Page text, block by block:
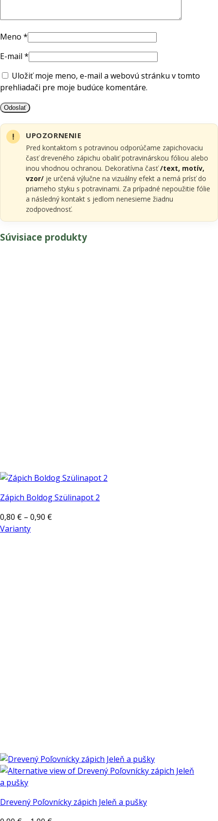
Meno *
E-mail *
Uložiť moje meno, e-mail a webovú stránku v tomto
prehliadači pre moje budúce komentáre.
UPOZORNENIE
Pred kontaktom s potravinou odporúčame zapichovaciu
časť dreveného zápichu obaliť potravinárskou fóliou alebo
inou vhodnou ochranou. Dekoratívna časť/text, motív,
vzor/ je určená výlučne na vizuálny efekt a nemá prísť do
priameho styku s potravinami. Za prípadné nepoužitie fólie
a následný kontakt s jedlom nenesieme žiadnu
zodpovednosť.
Súvisiace produkty
Zápich Boldog Szülinapot 2
0,80 € – 0,90 €Price
Varianty
Drevený Poľovnícky zápich Jeleň a pušky